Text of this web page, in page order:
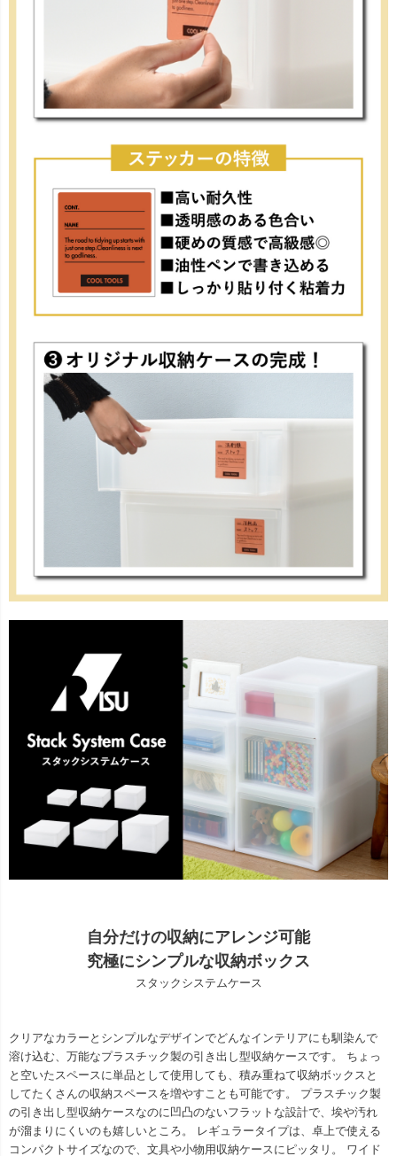
自分だけの収納にアレンジ可能
究極にシンプルな収納ボックス
スタックシステムケース
クリアなカラーとシンプルなデザインでどんなインテリアにも馴染んで
溶け込む、万能なプラスチック製の引き出し型収納ケースです。 ちょっ
と空いたスペースに単品として使用しても、積み重ねて収納ボックスと
してたくさんの収納スペースを増やすことも可能です。 プラスチック製
の引き出し型収納ケースなのに凹凸のないフラットな設計で、埃や汚れ
が溜まりにくいのも嬉しいところ。 レギュラータイプは、卓上で使える
コンパクトサイズなので、文具や小物用収納ケースにピッタリ。 ワイド